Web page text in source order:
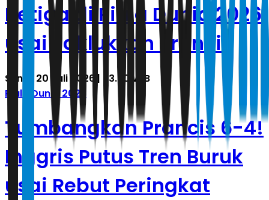
Ketiga di Piala Dunia 2026
usai Taklukkan Prancis
Senin, 20 Juli 2026 | 23.20 WIB
Piala Dunia 2026
Tumbangkan Prancis 6-4!
Inggris Putus Tren Buruk
usai Rebut Peringkat